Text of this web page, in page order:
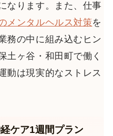
なります。また、仕事
メンタルヘルス対策を
務の中に組み込むヒン
土ヶ谷・和田町で働く
動は現実的なストレス
ケア1週間プラン